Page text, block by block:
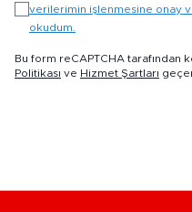
verilerimin işlenmesine onay
okudum.
Bu form reCAPTCHA tarafından
Politikası ve Hizmet Şartları